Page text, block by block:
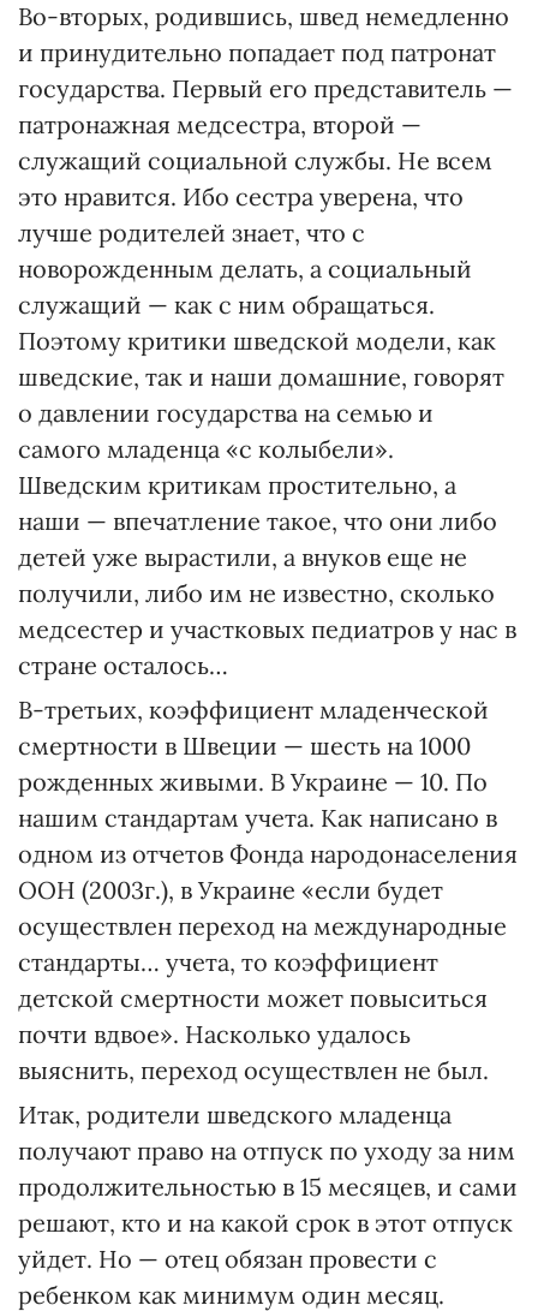
Во-вторых, родившись, швед немедленно
и принудительно попадает под патронат
государства. Первый его представитель —
патронажная медсестра, второй —
служащий социальной службы. Не всем
это нравится. Ибо сестра уверена, что
лучше родителей знает, что с
новорожденным делать, а социальный
служащий — как с ним обращаться.
Поэтому критики шведской модели, как
шведские, так и наши домашние, говорят
о давлении государства на семью и
самого младенца «с колыбели».
Шведским критикам простительно, а
наши — впечатление такое, что они либо
детей уже вырастили, а внуков еще не
получили, либо им не известно, сколько
медсестер и участковых педиатров у нас в
стране осталось…
В-третьих, коэффициент младенческой
смертности в Швеции — шесть на 1000
рожденных живыми. В Украине — 10. По
нашим стандартам учета. Как написано в
одном из отчетов Фонда народонаселения
ООН (2003г.), в Украине «если будет
осуществлен переход на международные
стандарты… учета, то коэффициент
детской смертности может повыситься
почти вдвое». Насколько удалось
выяснить, переход осуществлен не был.
Итак, родители шведского младенца
получают право на отпуск по уходу за ним
продолжительностью в 15 месяцев, и сами
решают, кто и на какой срок в этот отпуск
уйдет. Но — отец обязан провести с
ребенком как минимум один месяц.